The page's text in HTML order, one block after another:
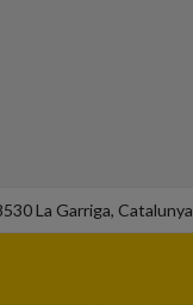
La Garriga, Catalunya